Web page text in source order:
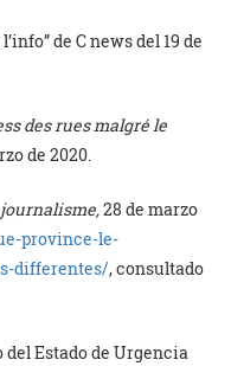
de C news del 19 de
des rues malgré le
de 2020.
28 de marzo
province-le-
differentes/, consultado
Estado de Urgencia